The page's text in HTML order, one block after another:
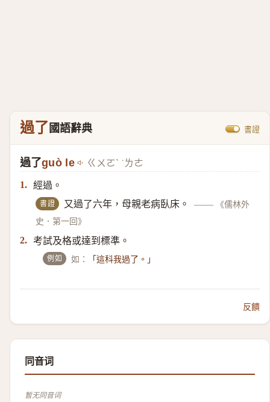
過了國語辭典 書證
過了guò le ㄍㄨㄛˋ ˙ㄌㄜ
1. 經過。
書證 又過了六年，母親老病臥床。 ——
《儒林外
史．第一回》
2. 考試及格或達到標準。
例如 如： 「這科我過了。」
反饋
同音词
暂无同音词